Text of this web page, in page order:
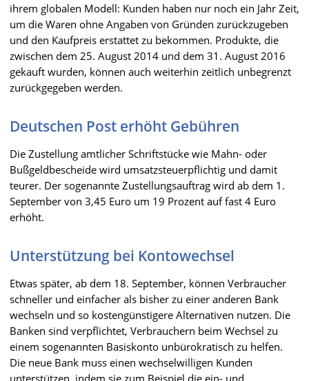
ihrem globalen Modell: Kunden haben nur noch ein Jahr Zeit,
um die Waren ohne Angaben von Gründen zurückzugeben
und den Kaufpreis erstattet zu bekommen. Produkte, die
zwischen dem 25. August 2014 und dem 31. August 2016
gekauft wurden, können auch weiterhin zeitlich unbegrenzt
zurückgegeben werden.
Deutschen Post erhöht Gebühren
Die Zustellung amtlicher Schriftstücke wie Mahn- oder
Bußgeldbescheide wird umsatzsteuerpflichtig und damit
teurer. Der sogenannte Zustellungsauftrag wird ab dem 1.
September von 3,45 Euro um 19 Prozent auf fast 4 Euro
erhöht.
Unterstützung bei Kontowechsel
Etwas später, ab dem 18. September, können Verbraucher
schneller und einfacher als bisher zu einer anderen Bank
wechseln und so kostengünstigere Alternativen nutzen. Die
Banken sind verpflichtet, Verbrauchern beim Wechsel zu
einem sogenannten Basiskonto unbürokratisch zu helfen.
Die neue Bank muss einen wechselwilligen Kunden
unterstützen, indem sie zum Beispiel die ein- und